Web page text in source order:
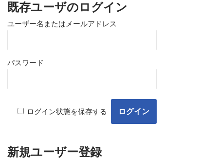
既存ユーザのログイン
ユーザー名またはメールアドレス
パスワード
ログイン状態を保存する
新規ユーザー登録